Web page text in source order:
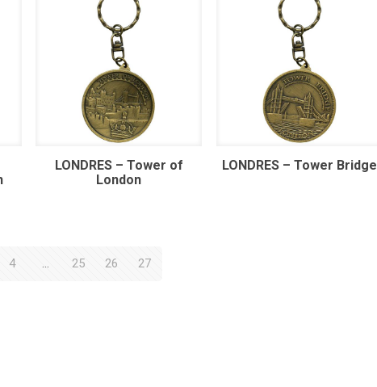
LONDRES – Tower of
London
LONDRES – Tower Bridge
4 25 26 27